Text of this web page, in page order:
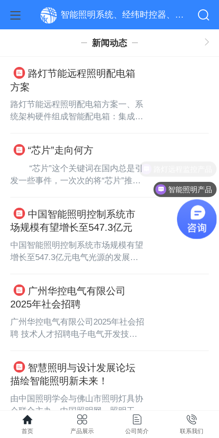
智能照明系统、经纬时控器、路灯远程监控系统、单灯制器
新闻动态
路灯节能远程照明配电箱
方案
路灯节能远程照明配电箱方案一、系
统架构硬件组成智能配电箱：集成控
替换传统高压钠灯，节能
50%-70%，寿命更长。传感器：光
照传感器、人体红外传感器
等无线通信技术，实现远程数据传
输。智能电表：实时监测能耗，统计
用电数据。软件平台云管理平台：远
程监控...
“芯片”走向何方
“芯片”这个关键词在国内总是引
发一些事件，一次次的将“芯片”推上
度及其巨大的价值，也让我们认清了
芯片是信息时代的核心，更是国家高
端制造能力的综合实力体现！
但我们不得不承认，在芯片
受制于人，这些技术虽然我们一直在
不断布局发展，但是就出现的制裁问
中国智能照明控制系统市
场规模有望增长至547.3亿元
中国智能照明控制系统市场规模有望
增长至547.3亿元电气光源的发展已
品分别是白炽灯、荧光灯、卤素灯及
节能灯、LED 灯。 　　整体来看，
各个阶段代表性照明产品各有优劣
势，但照明行业整体朝着环保节能的
源：智研咨询整理　　LED 灯以及
荧光灯出现以后，照明灯具与系统朝
广州华控电气有限公司
2025年社会招聘
广州华控电气有限公司2025年社会招
聘 技术人才招聘电子电气开发技术
设计嵌入式系统方案，推动项目按照
既定的排期计划进行，保障产品如期
上线；深入理解业务背景，发现产品
的不足，提出改进建议；有单片机开
发工作经验者优先；PCB板设计，C
语言无不良嗜好；待遇：试用期为一
智慧照明与设计发展论坛
描绘智能照明新未来！
由中国照明学会与佛山市照明灯具协
会联合主办，中国照明网、照明工程
学报承办的“中国智慧照明与设计发
展论坛暨第九届佛山市半导体照明产
首页 产品展示 公司简介 联系我们
智能照明产品